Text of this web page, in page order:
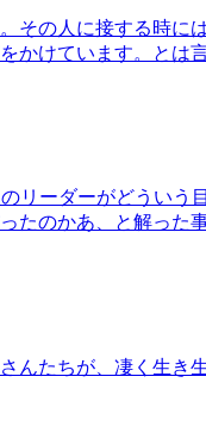
その人に接する時に
かけています。とは言
リーダーがどういう
たのかあ、と解った
んたちが、凄く生き